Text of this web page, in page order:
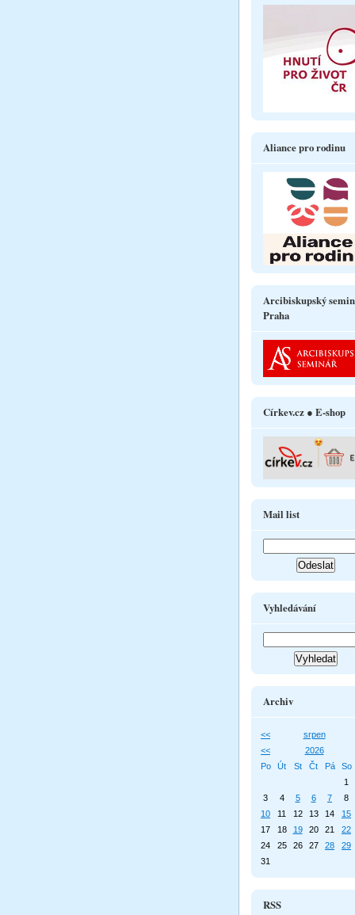
Aliance pro rodinu
Arcibiskupský
Praha
Církev.cz ● E-shop
Mail list
Vyhledávání
Archiv
<<
srpen
<<
2026
Po
Út St Čt Pá
So
1
3
4 5 6 7
8
10
11 12 13 14
15
17
18 19 20 21
22
24
25 26 27 28
29
31
RSS